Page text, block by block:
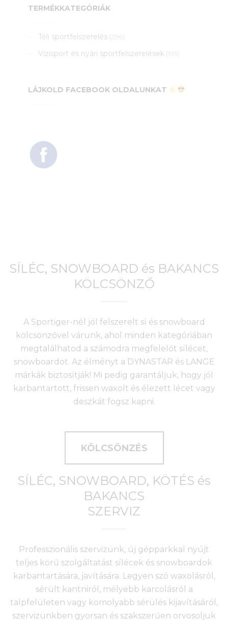
TERMÉKKATEGÓRIÁK
Téli sportfelszerelés (296)
Vízisport és nyári sportfelszerelések (195)
LÁJKOLD FACEBOOK OLDALUNKAT
SÍLÉC, SNOWBOARD és BAKANCS
KÖLCSÖNZŐ
A Sportiger-nél jól felszerelt sí és snowboard
kölcsönzővel várunk, ahol minden kategóriában
megtalálhatod a számodra megfelelőt sílécet,
snowboardot. Az élményt a DYNASTAR és LANGE
márkák biztosítják! Mi pedig garantáljuk, hogy jól
karbantartott, frissen waxolt és élezett lécet vagy
deszkát fogsz kapni.
KÖLCSÖNZÉS
SÍLÉC, SNOWBOARD, KÖTÉS és
BAKANCS
SZERVIZ
Professzionális szervizünk, új gépparkkal nyújt
teljes körű szolgáltatást sílécek és snowboardok
karbantartására, javítására. Legyen szó waxolásról,
sérült kantniról, mélyebb karcolásról a
talpfelületen vagy komolyabb sérülés kijavításáról,
szervizünkben gyorsan és szakszerűen orvosoljuk